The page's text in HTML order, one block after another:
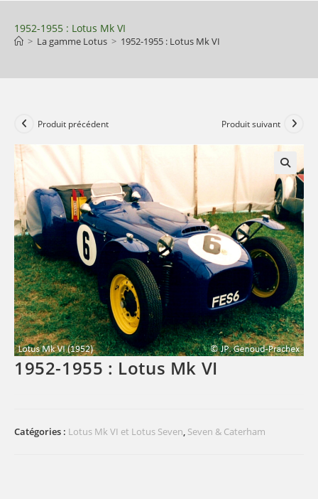
content
1952-1955 : Lotus Mk VI
> La gamme Lotus > 1952-1955 : Lotus Mk VI
Produit précédent Produit suivant
🔍
1952-1955 : Lotus Mk VI
Catégories : Lotus Mk VI et Lotus Seven, Seven & Caterham